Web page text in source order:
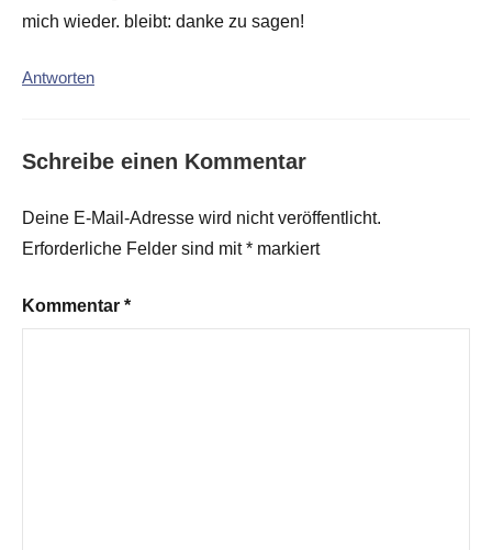
mich wieder. bleibt: danke zu sagen!
Antworten
Schreibe einen Kommentar
Deine E-Mail-Adresse wird nicht veröffentlicht.
Erforderliche Felder sind mit* markiert
Kommentar *